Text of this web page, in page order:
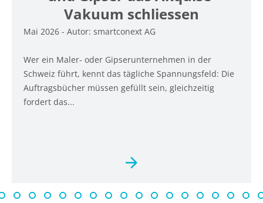
Vakuum schliessen
Mai 2026 - Autor: smartconext AG
Wer ein Maler- oder Gipserunternehmen in der
Schweiz führt, kennt das tägliche Spannungsfeld: Die
Auftragsbücher müssen gefüllt sein, gleichzeitig
fordert das...